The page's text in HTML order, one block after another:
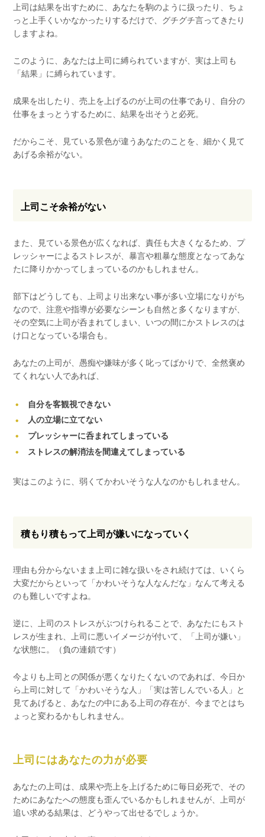
上司は結果を出すために、あなたを駒のように扱ったり、ちょ
っと上手くいかなかったりするだけで、グチグチ言ってきたり
しますよね。
このように、あなたは上司に縛られていますが、実は上司も
「結果」に縛られています。
成果を出したり、売上を上げるのが上司の仕事であり、自分の
仕事をまっとうするために、結果を出そうと必死。
だからこそ、見ている景色が違うあなたのことを、細かく見て
あげる余裕がない。
上司こそ余裕がない
また、見ている景色が広くなれば、責任も大きくなるため、プ
レッシャーによるストレスが、暴言や粗暴な態度となってあな
たに降りかかってしまっているのかもしれません。
部下はどうしても、上司より出来ない事が多い立場になりがち
なので、注意や指導が必要なシーンも自然と多くなりますが、
その空気に上司が呑まれてしまい、いつの間にかストレスのは
け口となっている場合も。
あなたの上司が、愚痴や嫌味が多く叱ってばかりで、全然褒め
てくれない人であれば、
自分を客観視できない
人の立場に立てない
プレッシャーに呑まれてしまっている
ストレスの解消法を間違えてしまっている
実はこのように、弱くてかわいそうな人なのかもしれません。
積もり積もって上司が嫌いになっていく
理由も分からないまま上司に雑な扱いをされ続けては、いくら
大変だからといって「かわいそうな人なんだな」なんて考える
のも難しいですよね。
逆に、上司のストレスがぶつけられることで、あなたにもスト
レスが生まれ、上司に悪いイメージが付いて、「上司が嫌い」
な状態に。（負の連鎖です）
今よりも上司との関係が悪くなりたくないのであれば、今日か
ら上司に対して「かわいそうな人」「実は苦しんでいる人」と
見てあげると、あなたの中にある上司の存在が、今までとはち
ょっと変わるかもしれません。
上司にはあなたの力が必要
あなたの上司は、成果や売上を上げるために毎日必死で、その
ためにあなたへの態度も歪んでいるかもしれませんが、上司が
追い求める結果は、どうやって出せるでしょうか。